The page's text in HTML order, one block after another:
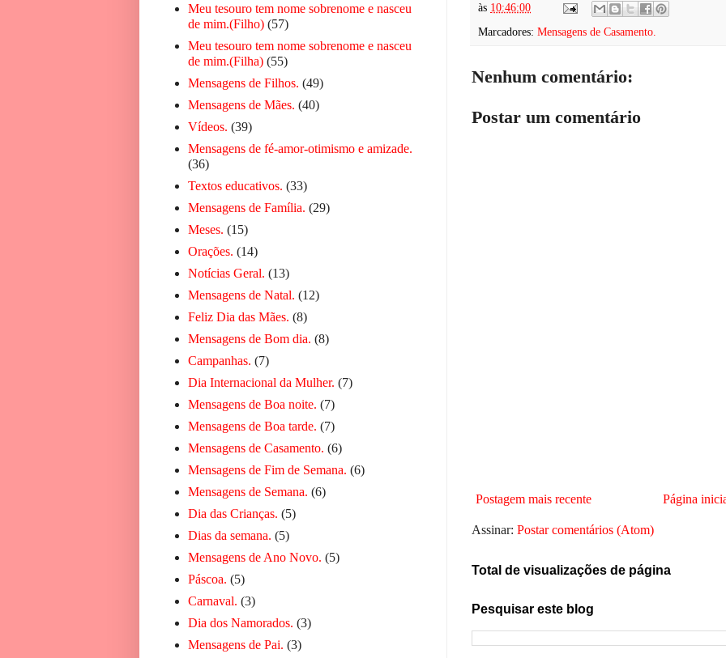
às 10:46:00
Marcadores: Mensagens de Casamento.
Nenhum comentário:
Postar um comentário
Postagem mais recente Página
Assinar: Postar comentários (Atom)
Total de visualizações de página
Pesquisar este blog
Meu tesouro tem nome sobrenome e nasceu
de mim.(Filho) (57)
Meu tesouro tem nome sobrenome e nasceu
de mim.(Filha) (55)
Mensagens de Filhos. (49)
Mensagens de Mães. (40)
Vídeos. (39)
Mensagens de fé-amor-otimismo e amizade.
(36)
Textos educativos. (33)
Mensagens de Família. (29)
Meses. (15)
Orações. (14)
Notícias Geral. (13)
Mensagens de Natal. (12)
Feliz Dia das Mães. (8)
Mensagens de Bom dia. (8)
Campanhas. (7)
Dia Internacional da Mulher. (7)
Mensagens de Boa noite. (7)
Mensagens de Boa tarde. (7)
Mensagens de Casamento. (6)
Mensagens de Fim de Semana. (6)
Mensagens de Semana. (6)
Dia das Crianças. (5)
Dias da semana. (5)
Mensagens de Ano Novo. (5)
Páscoa. (5)
Carnaval. (3)
Dia dos Namorados. (3)
Mensagens de Pai. (3)